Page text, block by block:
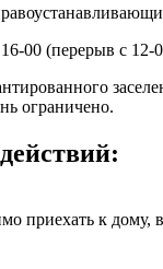
00 (перерыв с 12-
ограничено.
приехать к дому,